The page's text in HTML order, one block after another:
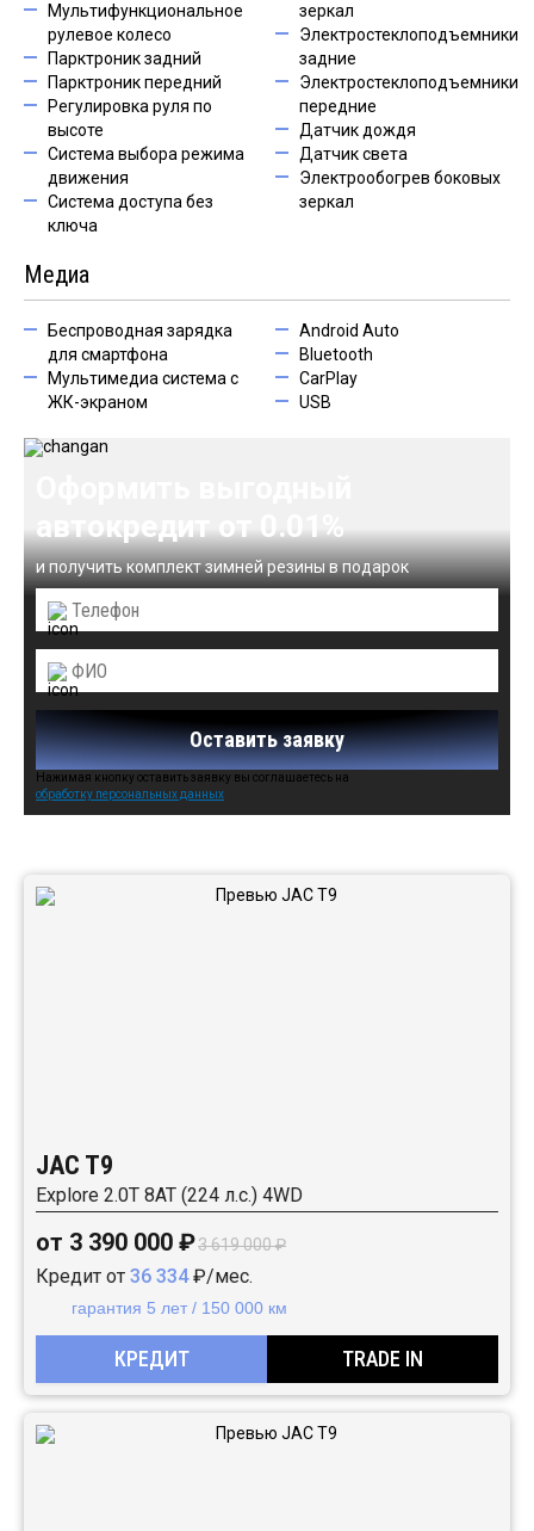
Мультифункциональное
рулевое колесо
Парктроник задний
Парктроник передний
Регулировка руля по
высоте
Система выбора режима
движения
Система доступа без
ключа
зеркал
Электростеклоподъемники
задние
Электростеклоподъемники
передние
Датчик дождя
Датчик света
Электрообогрев боковых
зеркал
Медиа
Беспроводная зарядка
для смартфона
Мультимедиа система с
ЖК-экраном
Android Auto
Bluetooth
CarPlay
USB
автокредит от 0.01%
и получить комплект зимней резины в подарок
Оставить заявку
Нажимая кнопку оставить заявку вы соглашаетесь на
обработку персональных данных
JAC T9
Explore 2.0T 8AT (224 л.с.) 4WD
от 3 390 000 ₽3 619 000 ₽
Кредит от 36 334₽/мес.
гарантия 5 лет / 150 000 км
КРЕДИТ TRADE IN